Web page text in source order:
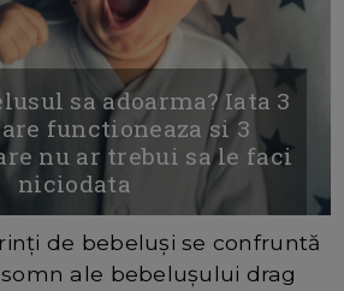
sa adoarma? Iata 3
functioneaza si 3
nu ar trebui sa le faci
niciodata
de bebeluși se confruntă
ale bebelușului drag